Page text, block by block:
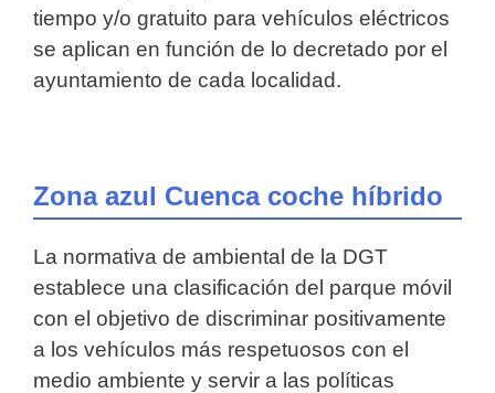
tiempo y/o gratuito para vehículos eléctricos
se aplican en función de lo decretado por el
ayuntamiento de cada localidad.
Zona azul Cuenca coche híbrido
La normativa de ambiental de la DGT
establece una clasificación del parque móvil
con el objetivo de discriminar positivamente
a los vehículos más respetuosos con el
medio ambiente y servir a las políticas